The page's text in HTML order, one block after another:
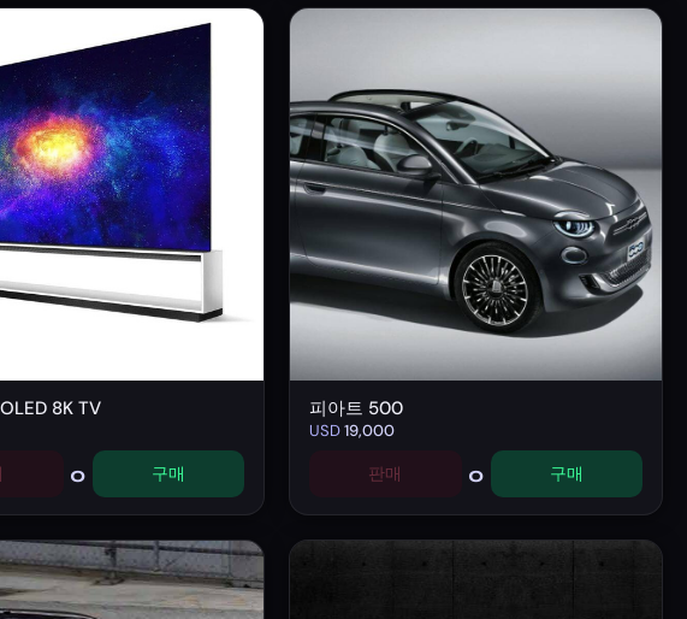
8K TV
0 구매
피아트 500
USD19,000
판매 0 구매